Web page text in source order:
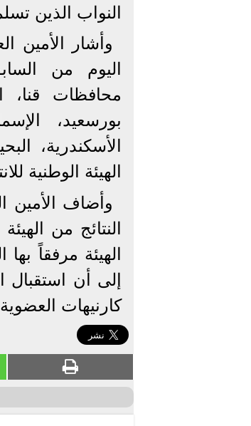
النواب الذين
وأشار الأمين
اليوم من
محافظات قنا،
بورسعيد،
الأسكندرية،
الهيئة الوطنية
وأضاف الأمين
النتائج من
الهيئة مرفقاً
إلى أن استقبال
كارنيهات